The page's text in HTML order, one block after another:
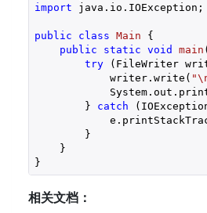
import java.io.IOException;
public class Main
{
public
static void main
try (FileWriter
            writer.write(
        }
catch
        }
    }
相关文档：